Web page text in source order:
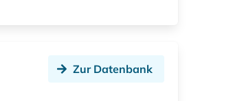
Zur Datenbank